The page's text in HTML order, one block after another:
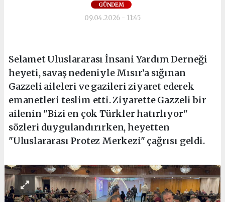
GÜNDEM
09.04.2026 - 11:45
Selamet Uluslararası İnsani Yardım Derneği
heyeti, savaş nedeniyle Mısır’a sığınan
Gazzeli aileleri ve gazileri ziyaret ederek
emanetleri teslim etti. Ziyarette Gazzeli bir
ailenin "Bizi en çok Türkler hatırlıyor"
sözleri duygulandırırken, heyetten
"Uluslararası Protez Merkezi" çağrısı geldi.